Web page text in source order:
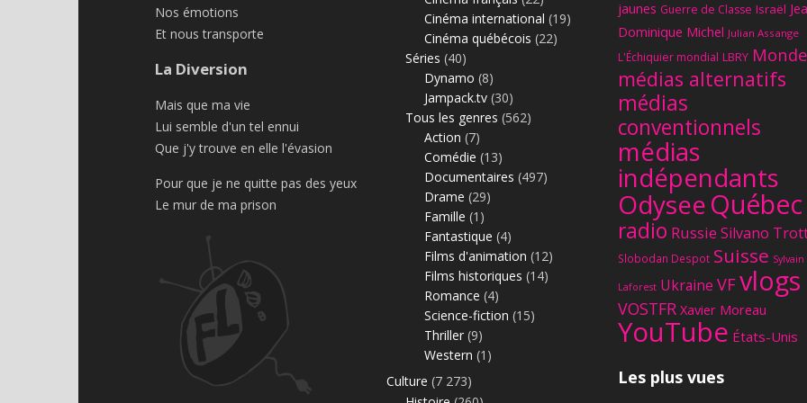
Nos émotions
Et nous transporte
La Diversion
Mais que ma vie
Lui semble d'un tel ennui
Que j'y trouve en elle l'évasion
Pour que je ne quitte pas des yeux
Le mur de ma prison
Cinéma international (19)
Cinéma québécois (22)
Séries (40)
Dynamo (8)
Jampack.tv (30)
Tous les genres (562)
Action (7)
Comédie (13)
Documentaires (497)
Drame (29)
Famille (1)
Fantastique (4)
Films d'animation (12)
Films historiques (14)
Romance (4)
Science-fiction (15)
Thriller (9)
Western (1)
Culture (7 273)
jaunes Guerre de Classe Israël
Dominique Michel Julian Assange
L'Échiquier mondial LBRY Monde
médias alternatifs
médias
conventionnels
médias
indépendants
OdyseeQuébec
radio Russie Silvano
Slobodan Despot Suisse Sylvain
Laforest Ukraine VFvlogs
VOSTFR Xavier Moreau
YouTube États-Unis
Les plus vues